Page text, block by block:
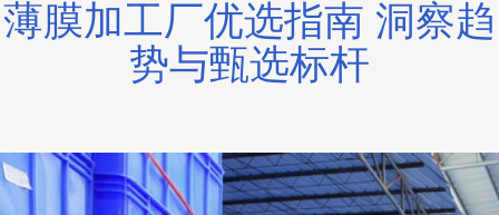
薄膜加工厂优选指南 洞察趋
势与甄选标杆